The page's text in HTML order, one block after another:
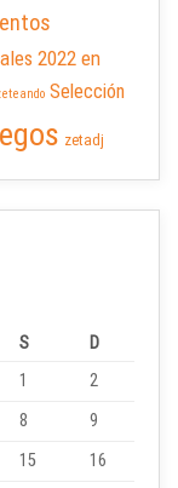
2022 en
Selección
zetadj
S
D
1
2
8
9
15
16